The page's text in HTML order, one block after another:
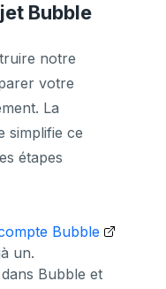
Bubble
notre
votre
La
simplifie ce
étapes
Bubble
un.
dans Bubble et